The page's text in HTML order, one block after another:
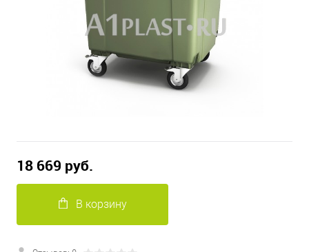
18 669 руб.
В корзину